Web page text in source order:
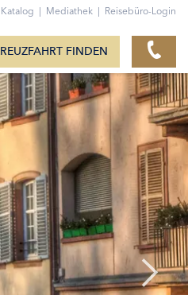
Katalog | Mediathek | Reisebüro-Login
FINDEN